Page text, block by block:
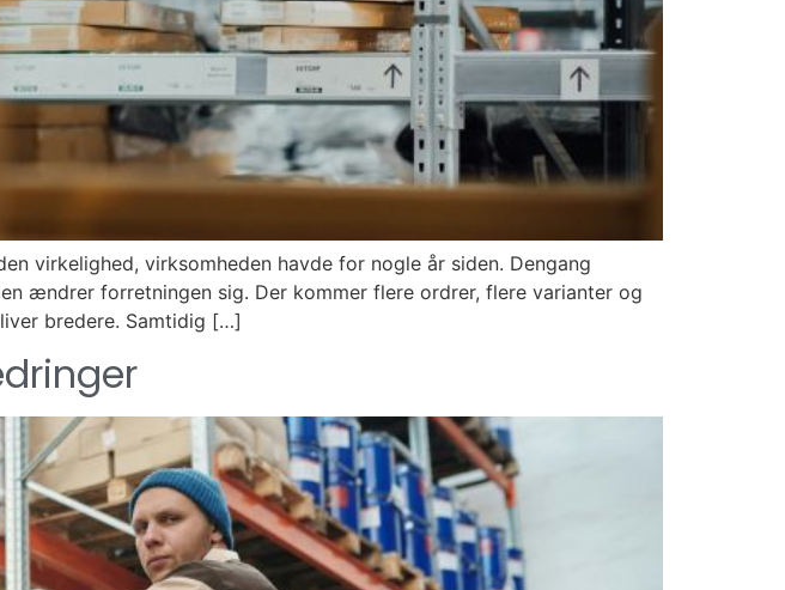
virkelighed, virksomheden havde for nogle år siden. Dengang
ændrer forretningen sig. Der kommer flere ordrer, flere varianter og
bredere. Samtidig […]